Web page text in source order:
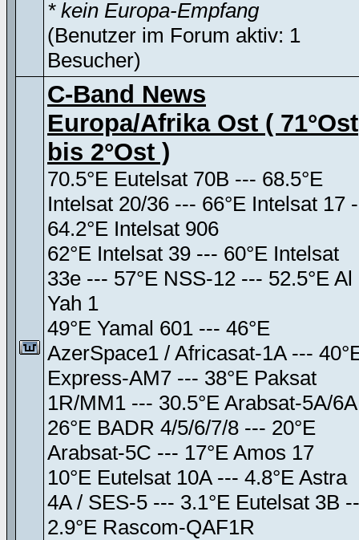
* kein Europa-Empfang
(Benutzer im Forum aktiv: 1
Besucher)
C-Band News
Europa/Afrika Ost ( 71°Ost
bis 2°Ost )
70.5°E Eutelsat 70B --- 68.5°E
Intelsat 20/36 --- 66°E Intelsat 17
64.2°E Intelsat 906
62°E Intelsat 39 --- 60°E Intelsat
33e --- 57°E NSS-12 --- 52.5°E Al
Yah 1
49°E Yamal 601 --- 46°E
AzerSpace1 / Africasat-1A ---
Express-AM7 --- 38°E Paksat
1R/MM1 --- 30.5°E Arabsat-5A/6A
26°E BADR 4/5/6/7/8 --- 20°E
Arabsat-5C --- 17°E Amos 17
10°E Eutelsat 10A --- 4.8°E Astra
4A / SES-5 --- 3.1°E Eutelsat 3B
2.9°E Rascom-QAF1R